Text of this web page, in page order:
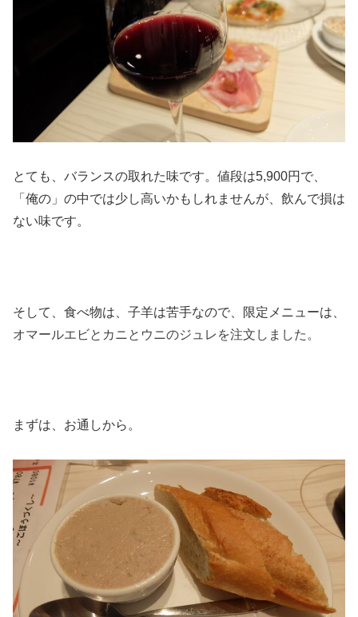
とても、バランスの取れた味です。値段は5,900円で、
「俺の」の中では少し高いかもしれませんが、飲んで損は
ない味です。
そして、食べ物は、子羊は苦手なので、限定メニューは、
オマールエビとカニとウニのジュレを注文しました。
まずは、お通しから。